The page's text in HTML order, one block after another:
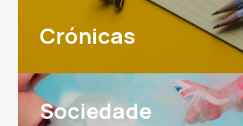
Crónicas
Sociedade